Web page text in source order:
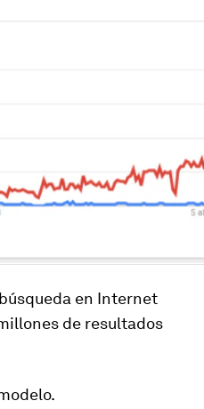
en Internet
de resultados